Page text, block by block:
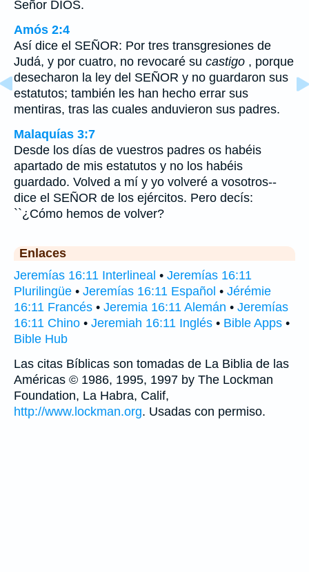
Señor DIOS.
Amós 2:4
Así dice el SEÑOR: Por tres transgresiones de
Judá, y por cuatro, no revocaré su castigo , porque
desecharon la ley del SEÑOR y no guardaron sus
estatutos; también les han hecho errar sus
mentiras, tras las cuales anduvieron sus padres.
Malaquías 3:7
Desde los días de vuestros padres os habéis
apartado de mis estatutos y no los habéis
guardado. Volved a mí y yo volveré a vosotros--
dice el SEÑOR de los ejércitos. Pero decís:
``¿Cómo hemos de volver?
Enlaces
Jeremías 16:11 Interlineal • Jeremías 16:11
Plurilingüe • Jeremías 16:11 Español • Jérémie
16:11 Francés • Jeremia 16:11 Alemán • Jeremías
16:11 Chino • Jeremiah 16:11 Inglés • Bible Apps •
Bible Hub
Las citas Bíblicas son tomadas de La Biblia de las
Américas © 1986, 1995, 1997 by The Lockman
Foundation, La Habra, Calif,
http://www.lockman.org. Usadas con permiso.